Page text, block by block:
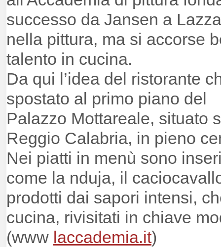
successo da Jansen a
nella pittura, ma si accorse
talento in cucina.
Da qui l’idea del ristorante
spostato al primo piano del
Palazzo Mottareale, situato
Reggio Calabria, in pieno
Nei piatti in menù sono
come la nduja, il
prodotti dai sapori intensi,
cucina, rivisitati in chiave
(www laccademia.it)